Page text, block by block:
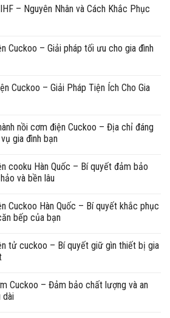
– Nguyên Nhân và Cách Khắc Phục
Cuckoo – Giải pháp tối ưu cho gia đình
Cuckoo – Giải Pháp Tiện Ích Cho Gia
nồi cơm điện Cuckoo – Địa chỉ đáng
gia đình bạn
cooku Hàn Quốc – Bí quyết đảm bảo
và bền lâu
Cuckoo Hàn Quốc – Bí quyết khắc phục
bếp của bạn
tử cuckoo – Bí quyết giữ gìn thiết bị gia
Cuckoo – Đảm bảo chất lượng và an
dài